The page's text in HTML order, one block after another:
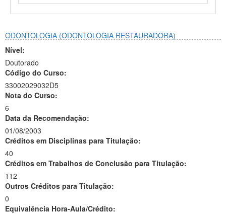
ODONTOLOGIA (ODONTOLOGIA RESTAURADORA)
Nível:
Doutorado
Código do Curso:
33002029032D5
Nota do Curso:
6
Data da Recomendação:
01/08/2003
Créditos em Disciplinas para Titulação:
40
Créditos em Trabalhos de Conclusão para Titulação:
112
Outros Créditos para Titulação:
0
Equivalência Hora-Aula/Crédito: